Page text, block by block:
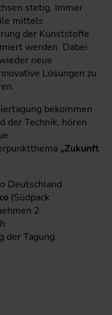
stetig. Immer
mittels
der Kunststoffe
werden. Dabei
neue
Lösungen zu
bekommen
der Technik, hören
„Zukunft
Deutschland
(Südpack
2
der Tagung.